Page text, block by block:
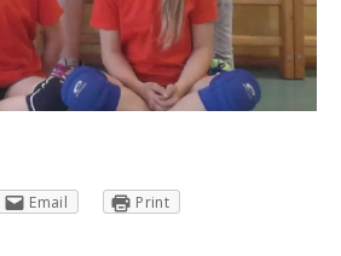
Email
Print